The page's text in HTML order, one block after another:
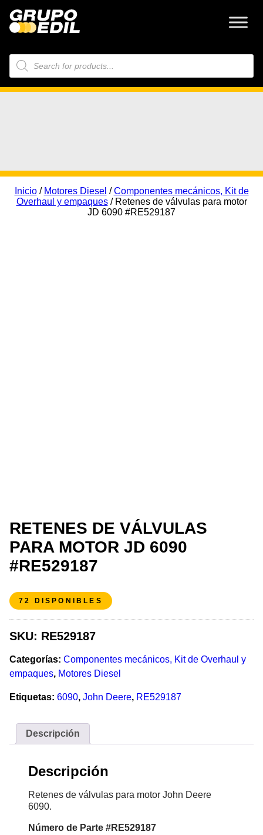
Búsqueda
de
productos
Inicio/ Motores Diesel /Componentes mecánicos, Kit de
Overhaul y empaques/ Retenes de válvulas para motor
JD 6090 #RE529187
RETENES DE VÁLVULAS
PARA MOTOR JD 6090
#RE529187
72 DISPONIBLES
SKU: RE529187
Categorías: Componentes mecánicos, Kit de Overhaul y
empaques, Motores Diesel
Etiquetas: 6090, John Deere, RE529187
Descripción
Descripción
Retenes de válvulas para motor John Deere
6090.
Número de Parte #RE529187